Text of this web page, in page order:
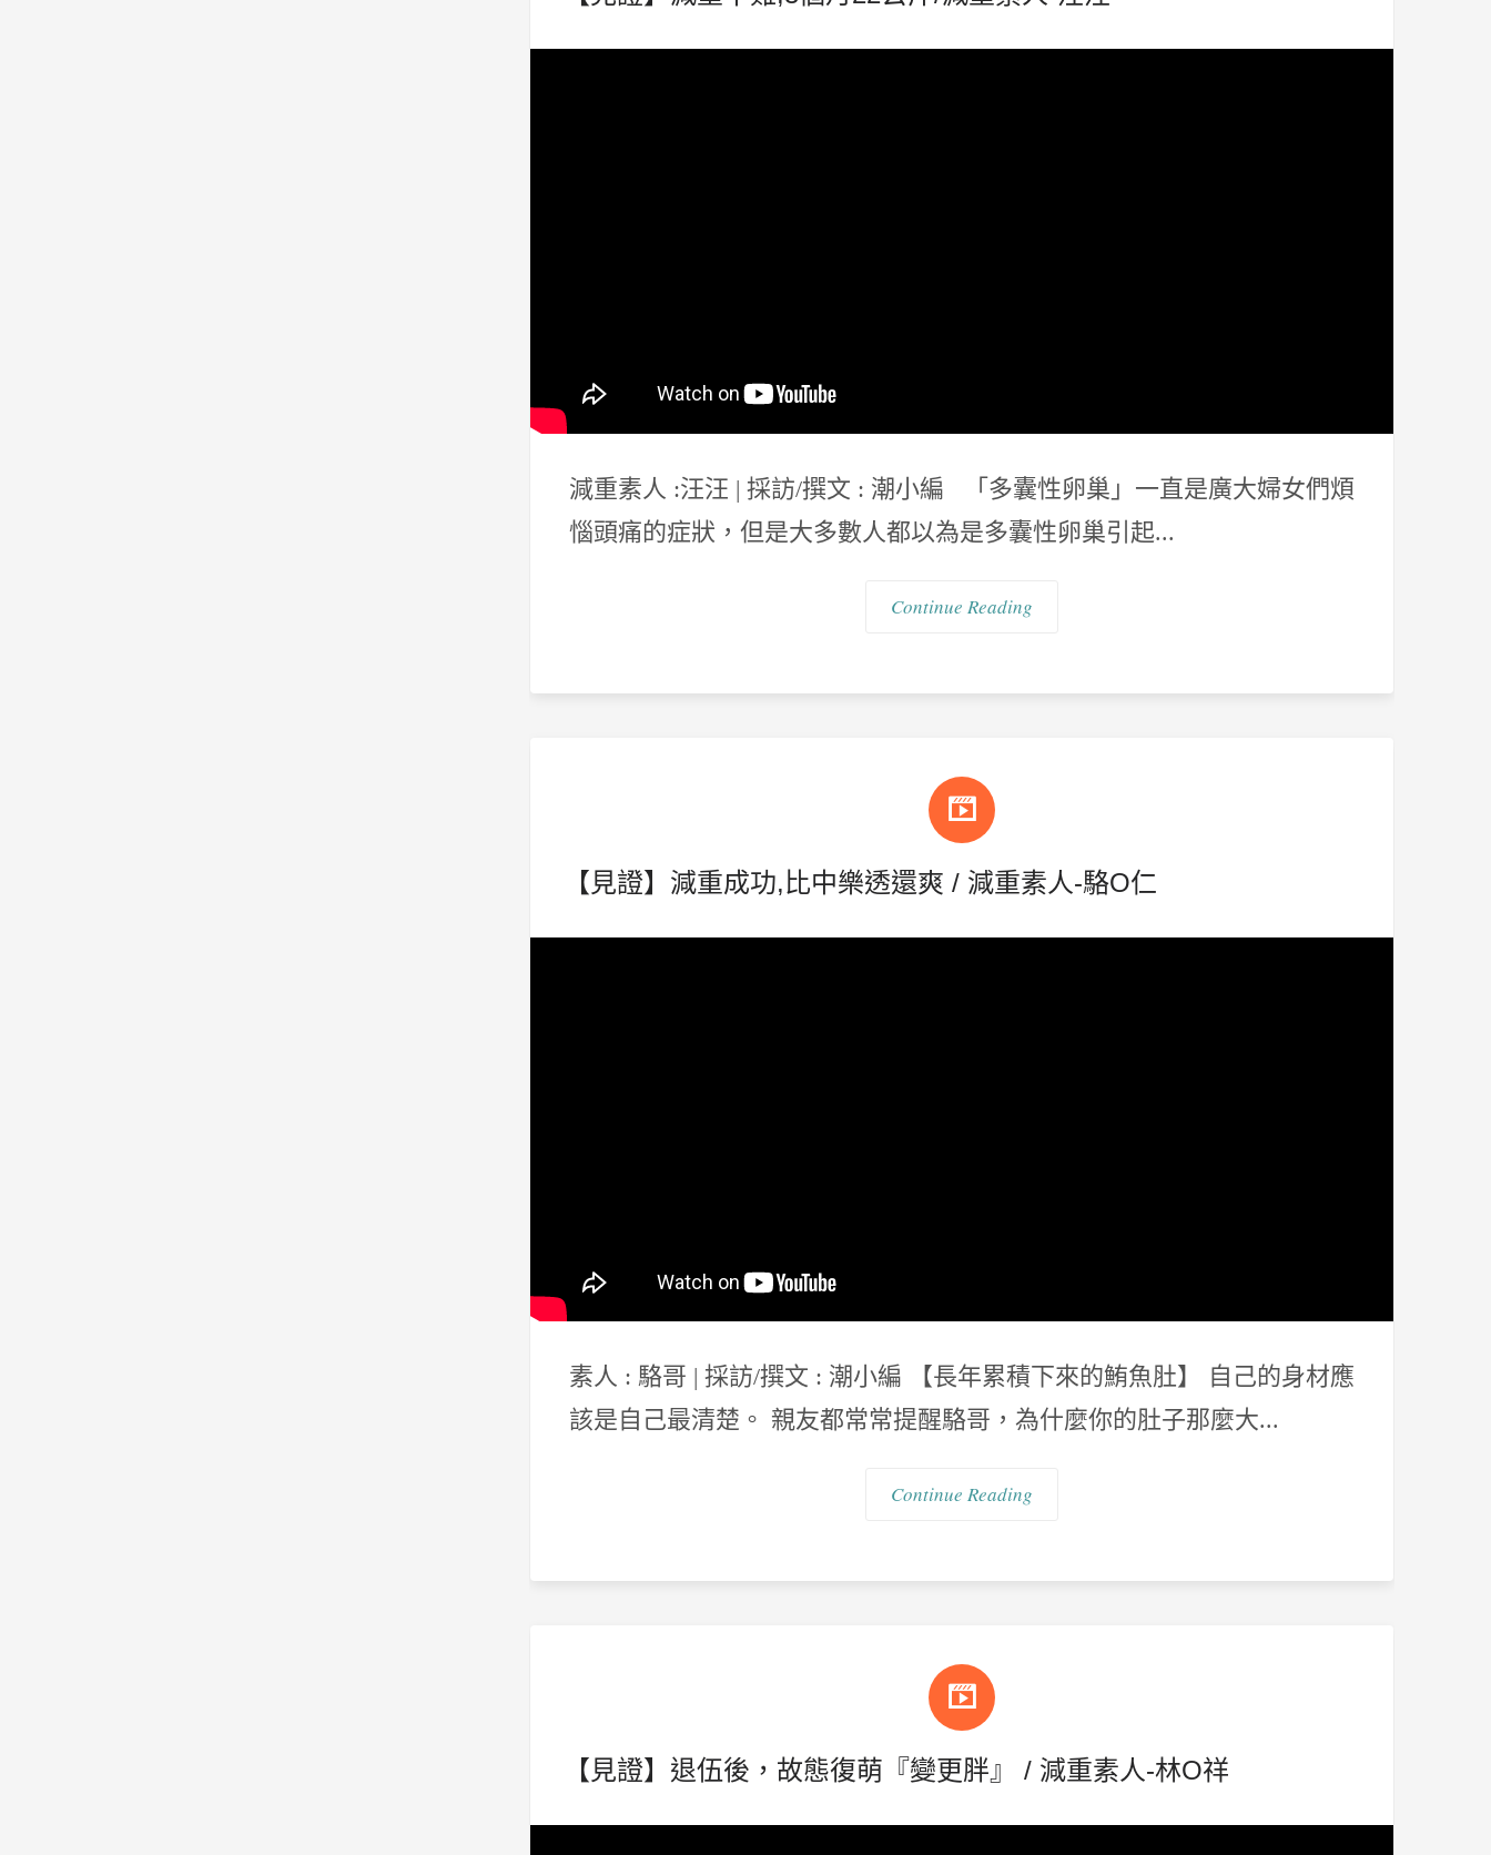
減重素人 :汪汪 | 採訪/撰文 : 潮小編 「多囊性卵巢」一直是廣大婦女們煩
惱頭痛的症狀，但是大多數人都以為是多囊性卵巢引起...
Continue Reading
【見證】減重成功,比中樂透還爽 / 減重素人-駱O仁
素人 : 駱哥 | 採訪/撰文 : 潮小編 【長年累積下來的鮪魚肚】 自己的身材應
該是自己最清楚。 親友都常常提醒駱哥，為什麼你的肚子那麼大...
Continue Reading
【見證】退伍後，故態復萌『變更胖』 / 減重素人-林O祥